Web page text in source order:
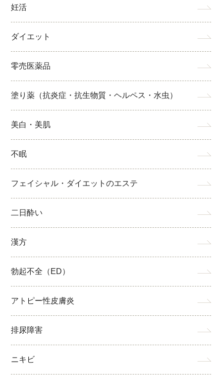
妊活
ダイエット
零売医薬品
塗り薬（抗炎症・抗生物質・ヘルペス・水虫）
美白・美肌
不眠
フェイシャル・ダイエットのエステ
二日酔い
漢方
勃起不全（ED）
アトピー性皮膚炎
排尿障害
ニキビ